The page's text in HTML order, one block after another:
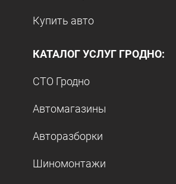
Купить авто
КАТАЛОГ УСЛУГ ГРОДНО:
СТО Гродно
Автомагазины
Авторазборки
Шиномонтажи